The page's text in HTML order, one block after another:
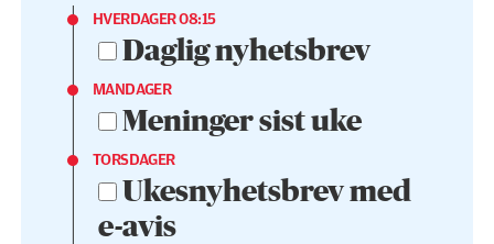
HVERDAGER 08:15
Daglig nyhetsbrev
MANDAGER
Meninger sist uke
TORSDAGER
Ukesnyhetsbrev med
e-avis